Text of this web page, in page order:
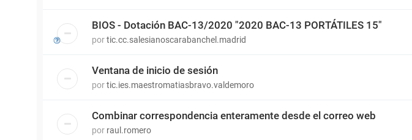
BIOS - Dotación BAC-13/2020 "2020 BAC-13 PORTÁTILES 15"
portic.cc.salesianoscarabanchel.madrid
Ventana de inicio de sesión
portic.ies.maestromatiasbravo.valdemoro
Combinar correspondencia enteramente desde el correo web
por raul.romero